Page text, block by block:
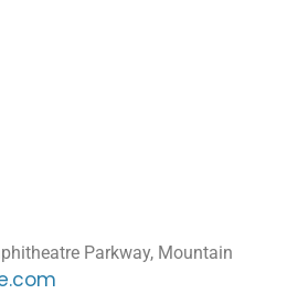
Parkway, Mountain